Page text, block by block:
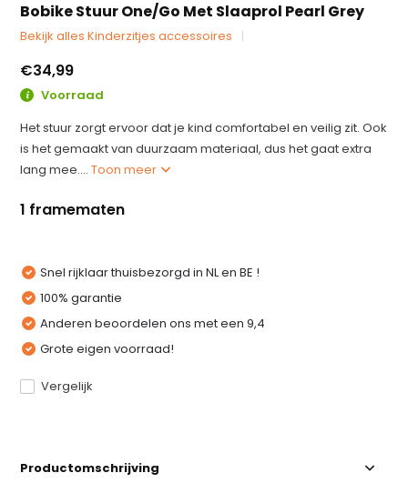
Bobike Stuur One/Go Met Slaaprol Pearl Grey
Bekijk alles Kinderzitjes accessoires
€34,99
Voorraad
Het stuur zorgt ervoor dat je kind comfortabel en veilig zit. Ook
is het gemaakt van duurzaam materiaal, dus het gaat extra
lang mee....Toon meer
1 framematen
Snel rijklaar thuisbezorgd in NL en BE !
100% garantie
Anderen beoordelen ons met een 9,4
Grote eigen voorraad!
Vergelijk
Productomschrijving